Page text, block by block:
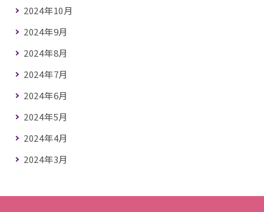
2024年10月
2024年9月
2024年8月
2024年7月
2024年6月
2024年5月
2024年4月
2024年3月